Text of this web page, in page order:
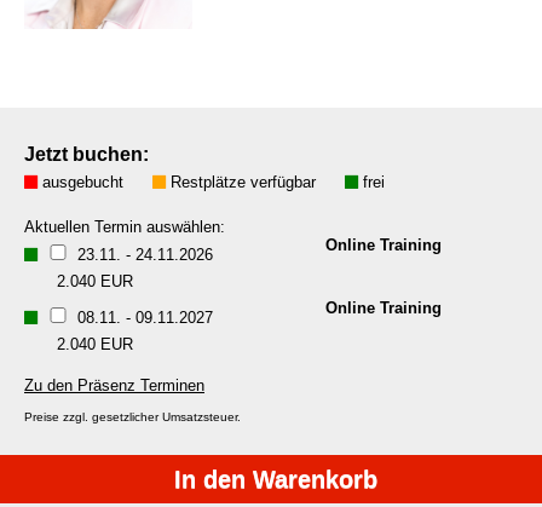
Jetzt buchen:
ausgebucht Restplätze verfügbar frei
Aktuellen Termin auswählen:
23.11.
- 24.11.2026
Online Training
2.040 EUR
08.11.
- 09.11.2027
Online Training
2.040 EUR
Zu den Präsenz Terminen
Preise zzgl. gesetzlicher Umsatzsteuer.